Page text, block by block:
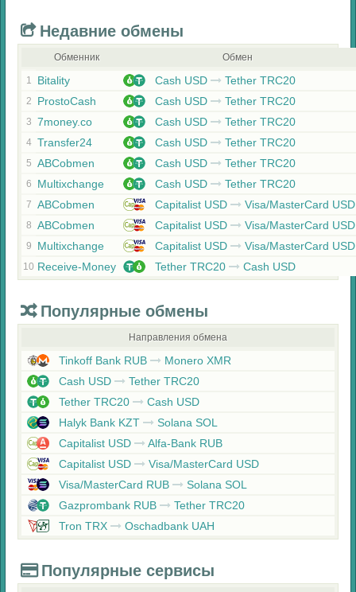
Недавние обмены
Обменник Обмен
1 Bitality Cash USD Tether TRC20
2 ProstoCash Cash USD Tether TRC20
3 7money.co Cash USD Tether TRC20
4 Transfer24 Cash USD Tether TRC20
5 ABCobmen Cash USD Tether TRC20
6 Multixchange Cash USD Tether TRC20
7 ABCobmen Capitalist USD Visa/MasterCard USD
8 ABCobmen Capitalist USD Visa/MasterCard USD
9 Multixchange Capitalist USD Visa/MasterCard USD
10 Receive-Money Tether TRC20 Cash USD
Популярные обмены
Направления обмена
Tinkoff Bank RUB
Monero XMR
Cash USD
Tether TRC20
Tether TRC20
Cash USD
Halyk Bank KZT
Solana SOL
Capitalist USD
Alfa-Bank RUB
Capitalist USD
Visa/MasterCard USD
Visa/MasterCard RUB
Solana SOL
Gazprombank RUB
Tether TRC20
Tron TRX
Oschadbank UAH
Популярные сервисы